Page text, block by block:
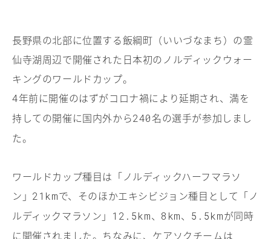
長野県の北部に位置する飯綱町（いいづなまち）の霊
仙寺湖周辺で開催された日本初のノルディックウォー
キングのワールドカップ。
4年前に開催のはずがコロナ禍により延期され、満を
持しての開催に国内外から240名の選手が参加しまし
た。
ワールドカップ種目は「ノルディックハーフマラソ
ン」 21kmで、そのほかエキシビジョン種目として「ノ
ルディックマラソン」
12.5km、 8km、 5.5kmが同時
に開催されました。ちなみに、ケアソクチームは